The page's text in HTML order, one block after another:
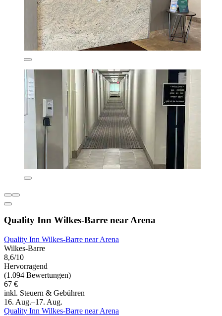
Quality Inn Wilkes-Barre near Arena
Quality Inn Wilkes-Barre near Arena
Wilkes-Barre
8,6/10
Hervorragend
(1.094 Bewertungen)
67 €
inkl. Steuern & Gebühren
16. Aug.–17. Aug.
Quality Inn Wilkes-Barre near Arena